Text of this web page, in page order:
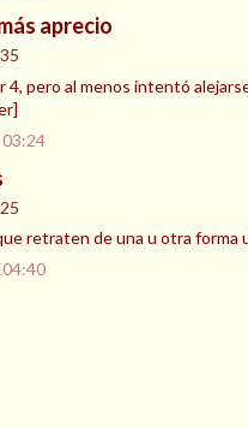
aprecio
4, pero al menos intentó
retraten de una u otra